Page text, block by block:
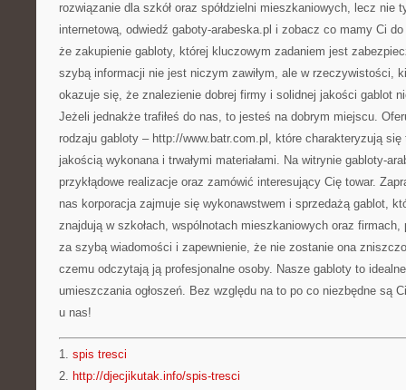
rozwiązanie dla szkół oraz spółdzielni mieszkaniowych, lecz nie
internetową, odwiedź gaboty-arabeska.pl i zobacz co mamy Ci
że zakupienie gabloty, której kluczowym zadaniem jest
szybą informacji nie jest niczym zawiłym, ale w rzeczywistości,
okazuje się, że znalezienie dobrej firmy i solidnej jakości gablot
Jeżeli jednakże trafiłeś do nas, to jesteś na dobrym miejscu.
rodzaju gabloty – http://www.batr.com.pl, które charakteryzują
jakością wykonana i trwałymi materiałami. Na witrynie gabloty-
przykłądowe realizacje oraz zamówić interesujący Cię towar.
nas korporacja zajmuje się wykonawstwem i sprzedażą gablot,
znajdują w szkołach, wspólnotach mieszkaniowych oraz
za szybą wiadomości i zapewnienie, że nie zostanie ona
czemu odczytają ją profesjonalne osoby. Nasze gabloty to
umieszczania ogłoszeń. Bez względu na to po co niezbędne są
u nas!
1. spis tresci
2. http://djecjikutak.info/spis-tresci